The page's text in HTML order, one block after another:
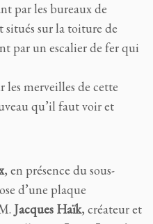
par les bureaux de
situés sur la toiture de
par un escalier de fer qui
les merveilles de cette
qu’il faut voir et
, en présence du sous-
d’une plaque
Jacques Haïk, créateur et